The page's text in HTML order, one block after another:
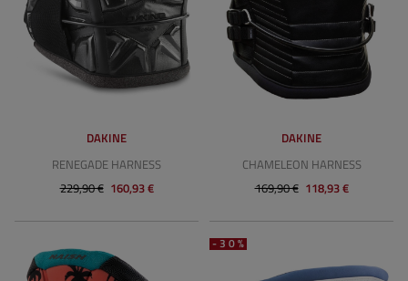
DAKINE
RENEGADE HARNESS
229,90 € 160,93 €
DAKINE
CHAMELEON HARNESS
169,90 € 118,93 €
-30%